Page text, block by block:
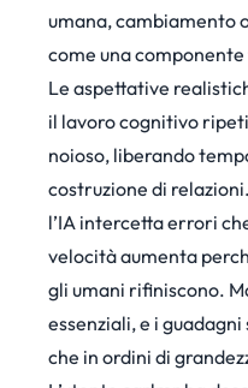
umana, cambiamento
come una
Le aspettative
il lavoro cognitivo
noioso, liberando
costruzione di
l’IA intercetta errori
velocità aumenta
gli umani rifiniscono.
essenziali, e i
che in ordini di